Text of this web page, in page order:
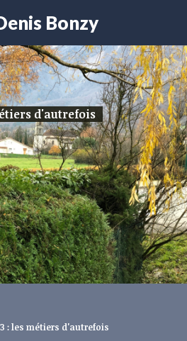
Bonzy
d'autrefois
: les métiers d'autrefois